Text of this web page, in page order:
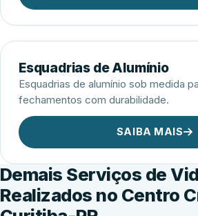
Esquadrias de Alumínio
Esquadrias de alumínio sob medida
fechamentos com durabilidade.
SAIBA MAIS
Demais Serviços de
Realizados no Centro